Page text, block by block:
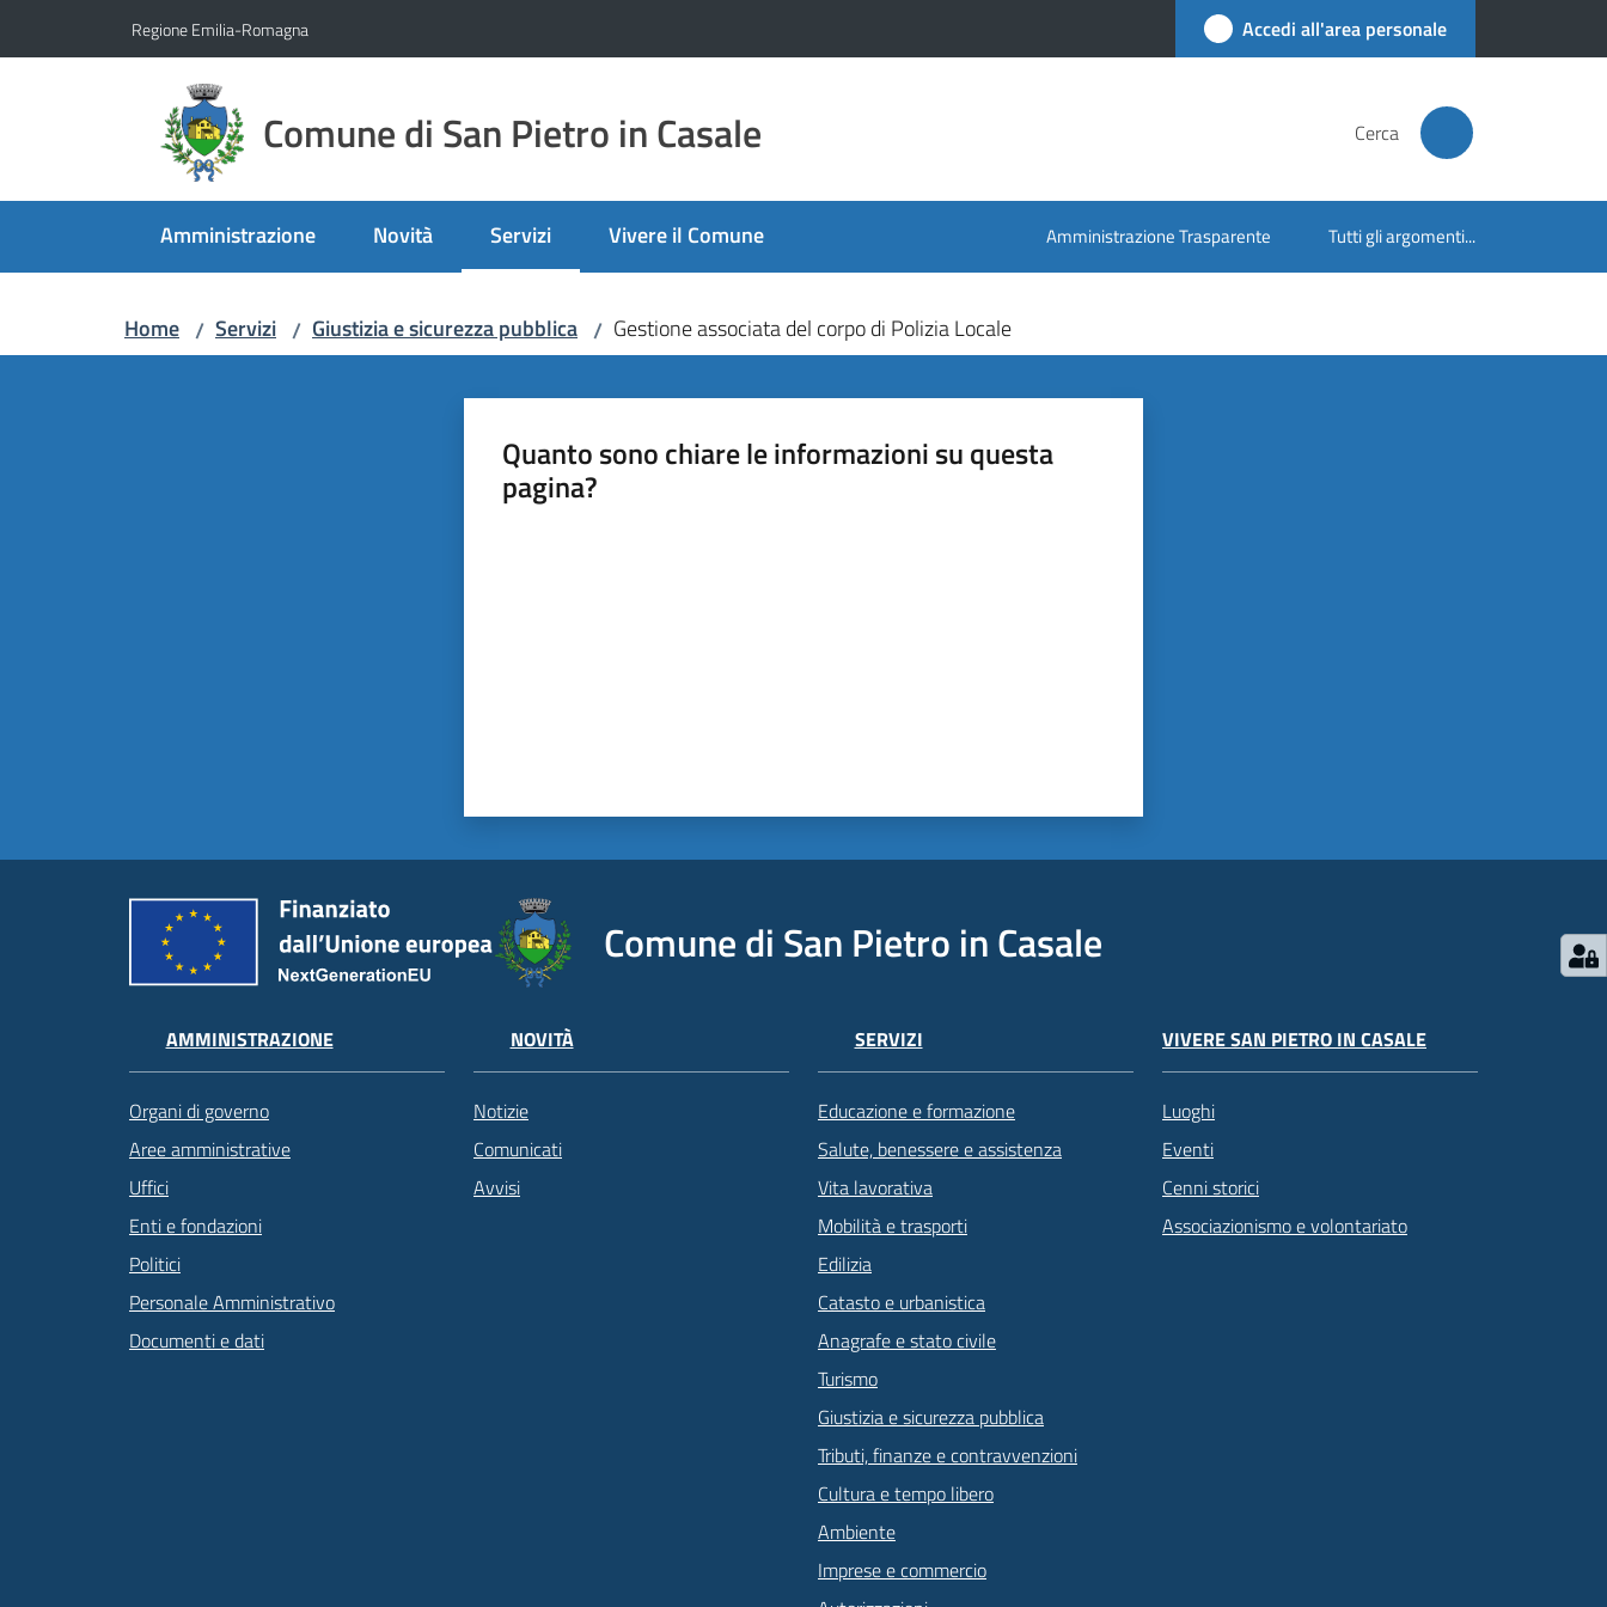
Regione Emilia-Romagna Accedi all'area personale
Comune di San Pietro in Casale Cerca
Amministrazione Novità Servizi
Menu selezionatoVivere il Comune Amministrazione Trasparente Tutti gli argomenti...
Home / Servizi / Giustizia e sicurezza pubblica / Gestione associata del corpo di Polizia Locale
Quanto sono chiare le informazioni su questa
pagina?
Comune di San Pietro in Casale
AMMINISTRAZIONE
Organi di governo
Aree amministrative
Uffici
Enti e fondazioni
Politici
Personale Amministrativo
Documenti e dati
NOVITÀ
Notizie
Comunicati
Avvisi
SERVIZI
Educazione e formazione
Salute, benessere e assistenza
Vita lavorativa
Mobilità e trasporti
Edilizia
Catasto e urbanistica
Anagrafe e stato civile
Turismo
Giustizia e sicurezza pubblica
Tributi, finanze e contravvenzioni
Cultura e tempo libero
Ambiente
Imprese e commercio
VIVERE SAN PIETRO IN CASALE
Luoghi
Eventi
Cenni storici
Associazionismo e volontariato